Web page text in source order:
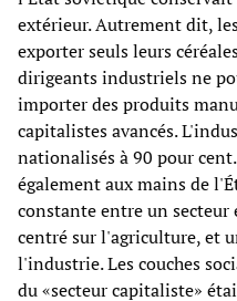
extérieur. Autrement dit,
exporter seuls leurs
dirigeants industriels ne
importer des produits
capitalistes avancés.
nationalisés à 90 pour
également aux mains de
constante entre un
centré sur l'agriculture, et
l'industrie. Les couches
du «secteur capitaliste»